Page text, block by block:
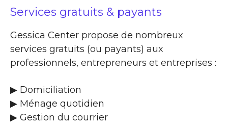
Services gratuits & payants
Gessica Center propose de nombreux
services gratuits (ou payants) aux
professionnels, entrepreneurs et entreprises :
▶​ Domiciliation
▶​ Ménage quotidien
▶​ Gestion du courrier